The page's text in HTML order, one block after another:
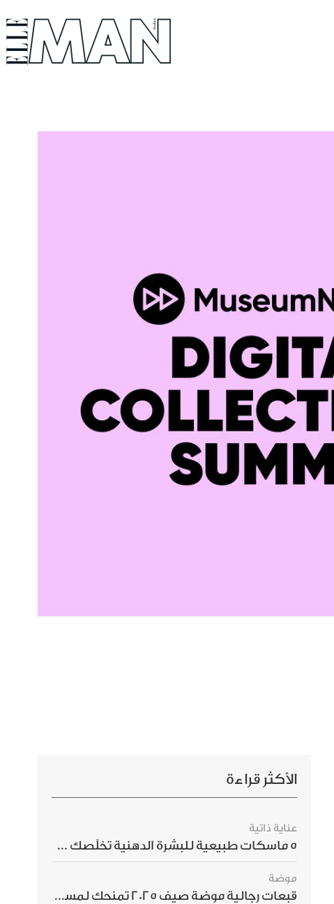
الأكثر قراءة
عناية ذاتية
5 ماسكات طبيعية للبشرة الدهنية تخلّصك من الحبوب بسرعة
موضة
قبعات رجالية موضة صيف 2025 تمنحك لمسة أناقة استثنائية